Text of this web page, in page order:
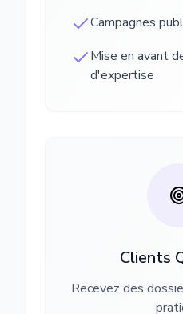
Campagnes
Mise en avant
d'expertise
Clients
Recevez des